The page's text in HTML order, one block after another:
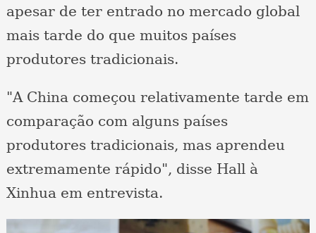
apesar de ter entrado no mercado global
mais tarde do que muitos países
produtores tradicionais.
"A China começou relativamente tarde em
comparação com alguns países
produtores tradicionais, mas aprendeu
extremamente rápido", disse Hall à
Xinhua em entrevista.